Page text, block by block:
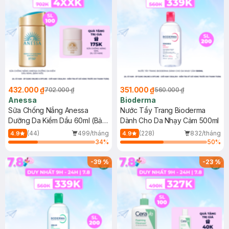
432.000 ₫702.000 ₫
Anessa
Sữa Chống Nắng Anessa
Dưỡng Da Kiềm Dầu 60ml (Bản
Mới)
4.9 (44)
499/tháng
34%
351.000 ₫560.000 ₫
Bioderma
Nước Tẩy Trang Bioderma
Dành Cho Da Nhạy Cảm 500ml
4.9 (228)
832/tháng
50%
-39% -23%